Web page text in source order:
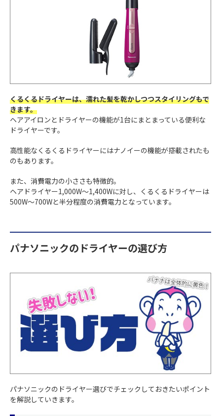
くるくるドライヤーは、濡れた髪を乾かしつつスタイリングもで
きます。
ヘアアイロンとドライヤーの機能が1台にまとまっている便利な
ドライヤーです。
高性能なくるくるドライヤーにはナノイーの機能が搭載されたも
のもあります。
また、消費電力の小ささも特徴的。
ヘアドライヤー1,000W〜1,400Wに対し、くるくるドライヤーは
500W〜700Wと半分程度の消費電力となっています。
パナソニックのドライヤーの選び方
パナソニックのドライヤー選びでチェックしておきたいポイント
を解説していきます。